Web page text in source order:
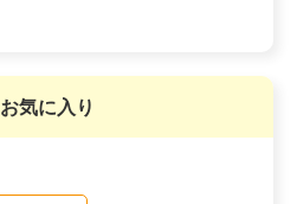
お気に入り